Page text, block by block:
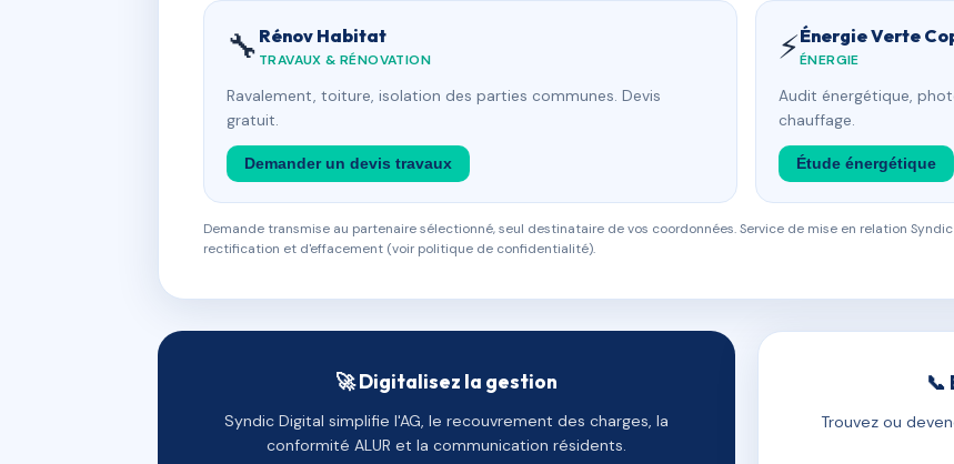
🔧 Rénov Habitat
TRAVAUX & RÉNOVATION
Ravalement, toiture, isolation des parties communes. Devis
gratuit.
Demander un devis travaux
⚡Énergie Verte
ÉNERGIE
Audit énergétique,
chauffage.
Étude énergétique
Demande transmise au partenaire sélectionné, seul destinataire de vos coordonnées. Service de mise en relation
rectification et d'effacement (voir politique de confidentialité).
🚀 Digitalisez la gestion
Syndic Digital simplifie l'AG, le recouvrement des charges, la
conformité ALUR et la communication résidents.
📞
Trouvez ou